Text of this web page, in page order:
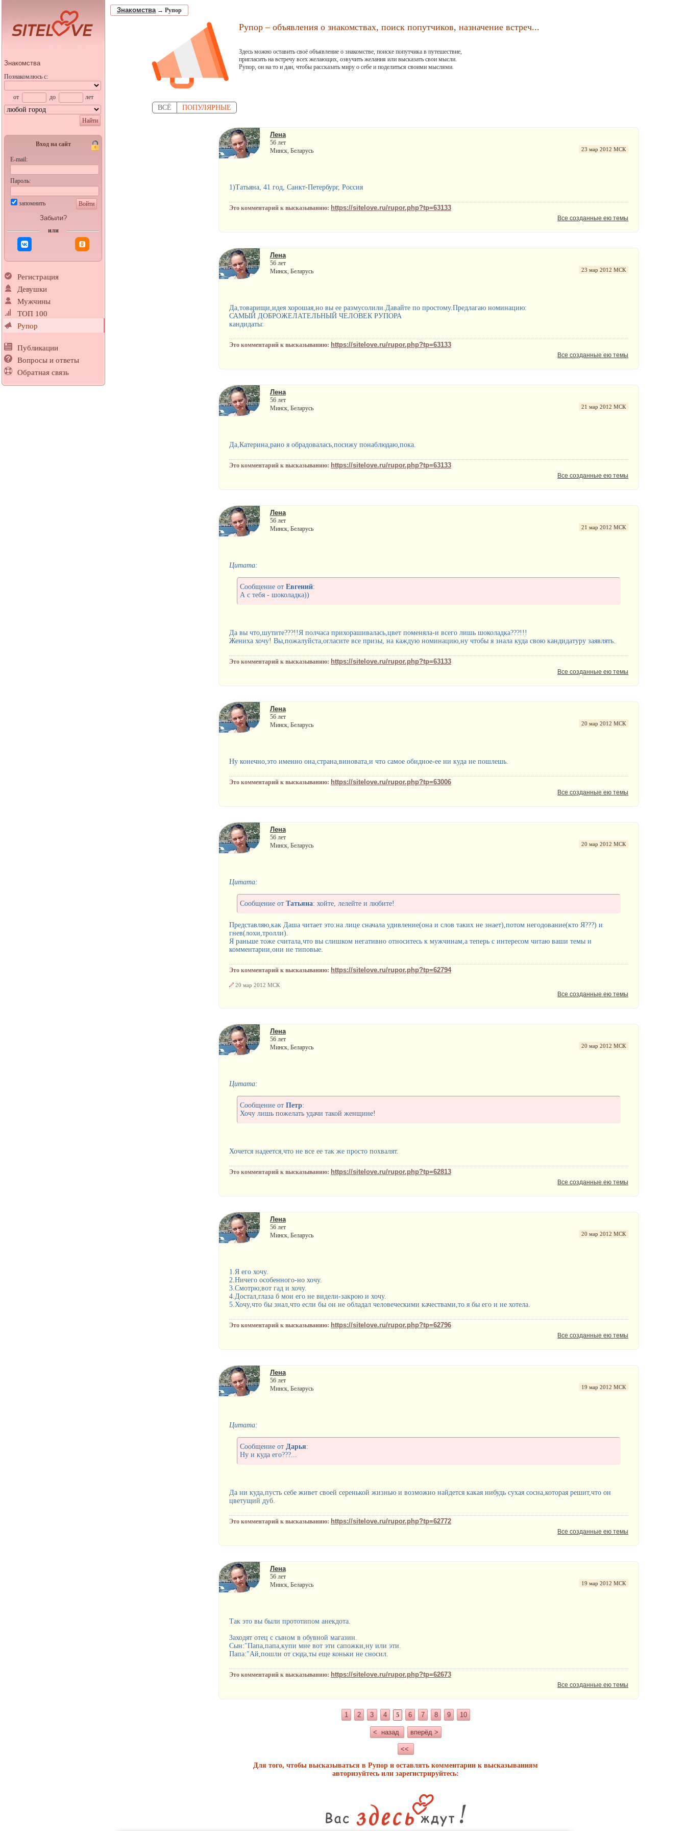
Знакомства
Познакомлюсь с:
от до лет
Найти
Вход на сайт
E-mail:
Пароль:
запомнить Войти
Забыли?
или
Регистрация
Девушки
Мужчины
ТОП 100
Рупор
Публикации
Вопросы и ответы
Обратная связь
Знакомства→ Рупор
Рупор – объявления о знакомствах, поиск попутчиков, назначение встреч...
Здесь можно оставить своё объявление о знакомстве, поиске попутчика в путешествие,
пригласить на встречу всех желающих, озвучить желания или высказать свои мысли.
Рупор, он на то и дан, чтобы рассказать миру о себе и поделиться своими мыслями.
ВСЁ ПОПУЛЯРНЫЕ
Лена
56 лет
Минск, Беларусь
23 мар 2012 МСК
1)Татьяна, 41 год, Санкт-Петербург, Россия
Это комментарий к высказыванию: https://sitelove.ru/rupor.php?tp=63133
Все созданные ею темы
Лена
56 лет
Минск, Беларусь
23 мар 2012 МСК
Да,товарищи,идея хорошая,но вы ее размусолили.Давайте по простому.Предлагаю номинацию:
САМЫЙ ДОБРОЖЕЛАТЕЛЬНЫЙ ЧЕЛОВЕК РУПОРА
кандидаты:
Это комментарий к высказыванию: https://sitelove.ru/rupor.php?tp=63133
Все созданные ею темы
Лена
56 лет
Минск, Беларусь
21 мар 2012 МСК
Да,Катерина,рано я обрадовалась,посижу понаблюдаю,пока.
Это комментарий к высказыванию: https://sitelove.ru/rupor.php?tp=63133
Все созданные ею темы
Лена
56 лет
Минск, Беларусь
21 мар 2012 МСК
Цитата:
Сообщение от Евгений:
А с тебя - шоколадка))
Да вы что,шутите???!!Я полчаса прихорашивалась,цвет поменяла-и всего лишь шоколадка???!!!
Жениха хочу! Вы,пожалуйста,огласите все призы, на каждую номинацию,ну чтобы я знала куда свою кандидатуру заявлять.
Это комментарий к высказыванию: https://sitelove.ru/rupor.php?tp=63133
Все созданные ею темы
Лена
56 лет
Минск, Беларусь
20 мар 2012 МСК
Ну конечно,это именно она,страна,виновата,и что самое обидное-ее ни куда не пошлешь.
Это комментарий к высказыванию: https://sitelove.ru/rupor.php?tp=63006
Все созданные ею темы
Лена
56 лет
Минск, Беларусь
20 мар 2012 МСК
Цитата:
Сообщение от Татьяна: хойте, лелейте и любите!
Представляю,как Даша читает это:на лице сначала удивление(она и слов таких не знает),потом негодование(кто Я???) и
гнев(лохи,тролли).
Я раньше тоже считала,что вы слишком негативно относитесь к мужчинам,а теперь с интересом читаю ваши темы и
комментарии,они не типовые.
Это комментарий к высказыванию: https://sitelove.ru/rupor.php?tp=62794
20 мар 2012 МСК
Все созданные ею темы
Лена
56 лет
Минск, Беларусь
20 мар 2012 МСК
Цитата:
Сообщение от Петр:
Хочу лишь пожелать удачи такой женщине!
Хочется надеется,что не все ее так же просто похвалят.
Это комментарий к высказыванию: https://sitelove.ru/rupor.php?tp=62813
Все созданные ею темы
Лена
56 лет
Минск, Беларусь
20 мар 2012 МСК
1.Я его хочу.
2.Ничего особенного-но хочу.
3.Смотрю;вот гад и хочу.
4.Достал,глаза б мои его не видели-закрою и хочу.
5.Хочу,что бы знал,что если бы он не обладал человеческими качествами,то я бы его и не хотела.
Это комментарий к высказыванию: https://sitelove.ru/rupor.php?tp=62796
Все созданные ею темы
Лена
56 лет
Минск, Беларусь
19 мар 2012 МСК
Цитата:
Сообщение от Дарья:
Ну и куда его???...
Да ни куда,пусть себе живет своей серенькой жизнью и возможно найдется какая нибудь сухая сосна,которая решит,что он
цветущий дуб.
Это комментарий к высказыванию: https://sitelove.ru/rupor.php?tp=62772
Все созданные ею темы
Лена
56 лет
Минск, Беларусь
19 мар 2012 МСК
Так это вы были прототипом анекдота.
Заходят отец с сыном в обувной магазин.
Сын:"Папа,папа,купи мне вот эти сапожки,ну или эти.
Папа:"Ай,пошли от сюда,ты еще коньки не сносил.
Это комментарий к высказыванию: https://sitelove.ru/rupor.php?tp=62673
Все созданные ею темы
1 2 3 4 5 6 7 8 9 10
< назад вперёд >
<<
Для того, чтобы высказываться в Рупор и оставлять комментарии к высказываниям
авторизуйтесь или зарегистрируйтесь: